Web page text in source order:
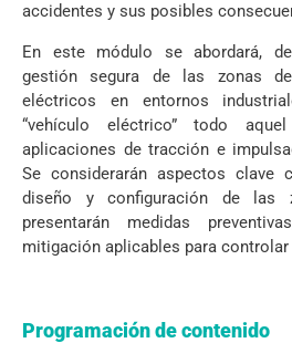
accidentes y sus posibles
En este módulo se abordará,
gestión segura de las zonas
eléctricos en entornos
“vehículo eléctrico” todo
aplicaciones de tracción e
Se considerarán aspectos clave
diseño y configuración de
presentarán medidas
mitigación aplicables para
Programación de contenido